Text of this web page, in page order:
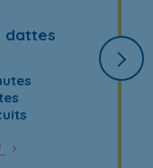
dattes